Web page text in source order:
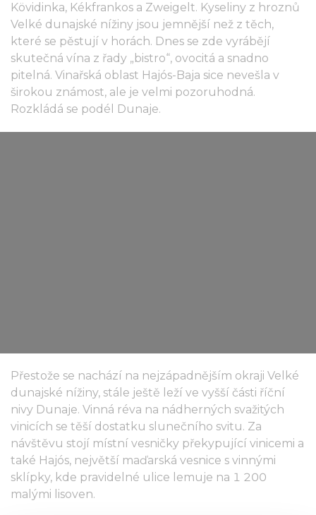
Kövidinka, Kékfrankos a Zweigelt. Kyseliny z hroznů
Velké dunajské nížiny jsou jemnější než z těch,
které se pěstují v horách. Dnes se zde vyrábějí
skutečná vína z řady „bistro“, ovocitá a snadno
pitelná. Vinařská oblast Hajós-Baja sice nevešla v
širokou známost, ale je velmi pozoruhodná.
Rozkládá se podél Dunaje.
Přestože se nachází na nejzápadnějším okraji Velké
dunajské nížiny, stále ještě leží ve vyšší části říční
nivy Dunaje. Vinná réva na nádherných svažitých
vinicích se těší dostatku slunečního svitu. Za
návštěvu stojí místní vesničky překypující vinicemi a
také Hajós, největší maďarská vesnice s vinnými
sklípky, kde pravidelné ulice lemuje na 1 200
malými lisoven.